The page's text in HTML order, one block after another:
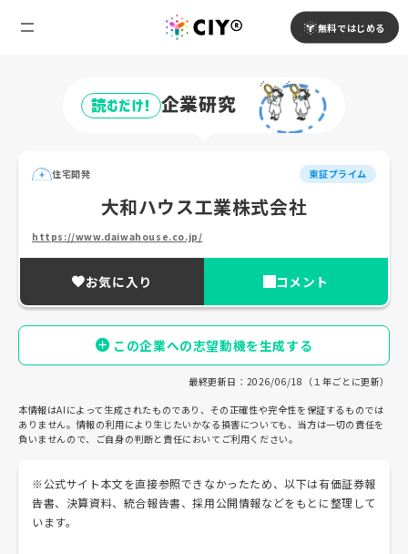
無料ではじめる
読むだけ! 企業研究
住宅開発 東証プライム
大和ハウス工業株式会社
https://www.daiwahouse.co.jp/
お気に入り コメント
この企業への志望動機を生成する
最終更新日：2026/06/18（１年ごとに更新）
本情報はAIによって生成されたものであり、その正確性や完全性を保証するものでは
ありません。情報の利用により生じたいかなる損害についても、当方は一切の責任を
負いませんので、ご自身の判断と責任においてご利用ください。
※公式サイト本文を直接参照できなかったため、以下は有価証券報
告書、決算資料、統合報告書、採用公開情報などをもとに整理して
います。